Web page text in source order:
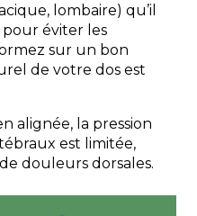
lombaire) qu’il
éviter les
sur un bon
de votre dos est
alignée, la pression
est limitée,
douleurs dorsales.